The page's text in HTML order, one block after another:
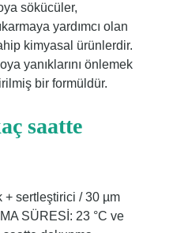
sökücüler,
yardımcı olan
kimyasal ürünlerdir.
yanıklarını önlemek
bir formüldür.
saatte
+ sertleştirici / 30 µm
SÜRESİ: 23 °C ve